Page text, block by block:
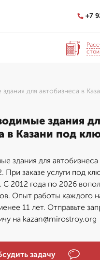
+7
для автобизнеса в
здания
в Казани под
здания для автобизнеса
При заказе услуги под
С 2012 года по 2026
Опыт работы каждого
11 лет. Отправьте
на kazan@mirostroy.org
задачу